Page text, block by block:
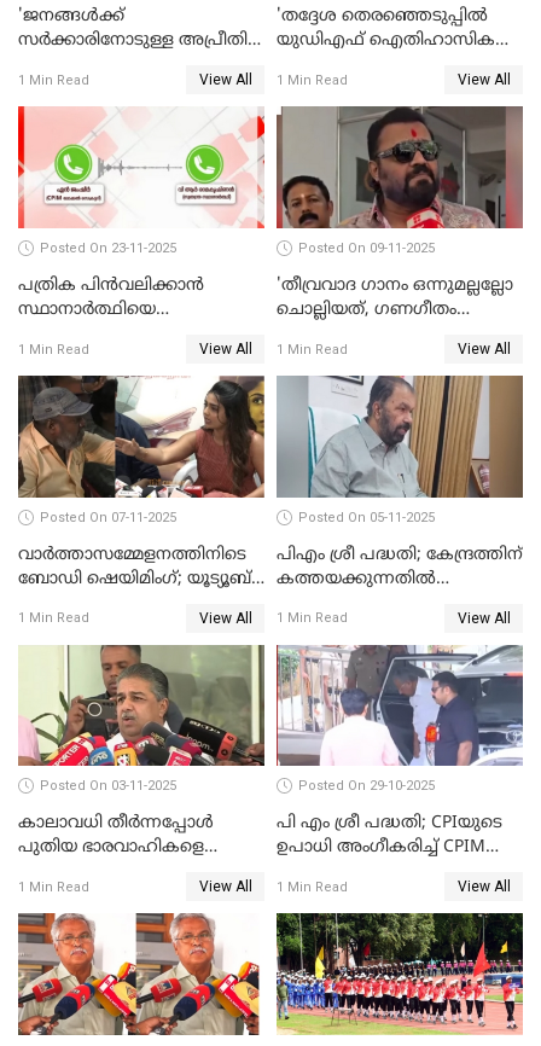
'ജനങ്ങള്‍ക്ക്
സര്‍ക്കാരിനോടുള്ള അപ്രീതി
പ്രതിഫലിക്കും'; കെ.സി
വേണുഗോപാല്‍ WATCH
1 Min Read View All
'തദ്ദേശ തെരഞ്ഞെടുപ്പില്‍
യുഡിഎഫ് ഐതിഹാസിക
സതീശന്‍ WATCH VIDEO
1 Min Read View All
Posted On 23-11-2025
പത്രിക പിന്‍വലിക്കാന്‍
സ്ഥാനാര്‍ത്ഥിയെ
WATCH VIDEO
1 Min Read View All
Posted On 09-11-2025
'തീവ്രവാദ ഗാനം ഒന്നുമല്ലല്ലോ
ചൊല്ലിയത്, ഗണഗീതം
ഭാഗം'; സുരേഷ് ഗോപി WATCH
VIDEO
1 Min Read View All
Posted On 07-11-2025
വാർത്താസമ്മേളനത്തിനിടെ
ബോഡി ഷെയിമിംഗ്; യൂട്യൂബ്
മറുപടിയുമായി ഗൗരി കിഷന്‍
WATCH VIDEO
1 Min Read View All
Posted On 05-11-2025
പിഎം ശ്രീ പദ്ധതി; കേന്ദ്രത്തിന്
കത്തയക്കുന്നതില്‍
വി.ശിവന്‍കുട്ടി WATCH VIDEO
1 Min Read View All
Posted On 03-11-2025
കാലാവധി തീര്‍ന്നപ്പോള്‍
പുതിയ ഭാരവാഹികളെ
WATCH VIDEO
1 Min Read View All
Posted On 29-10-2025
പി എം ശ്രീ പദ്ധതി; CPIയുടെ
ഉപാധി അംഗീകരിച്ച് CPIM
1 Min Read View All